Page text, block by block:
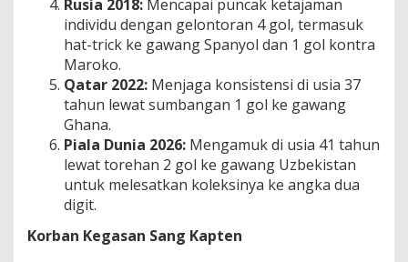
Rusia 2018: Mencapai puncak ketajaman
individu dengan gelontoran 4 gol, termasuk
hat-trick ke gawang Spanyol dan 1 gol kontra
Maroko.
Qatar 2022: Menjaga konsistensi di usia 37
tahun lewat sumbangan 1 gol ke gawang
Ghana.
Piala Dunia 2026: Mengamuk di usia 41 tahun
lewat torehan 2 gol ke gawang Uzbekistan
untuk melesatkan koleksinya ke angka dua
digit.
Korban Kegasan Sang Kapten